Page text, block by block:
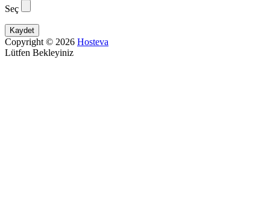
Seç
Kaydet
Copyright © 2026 Hosteva
Lütfen Bekleyiniz